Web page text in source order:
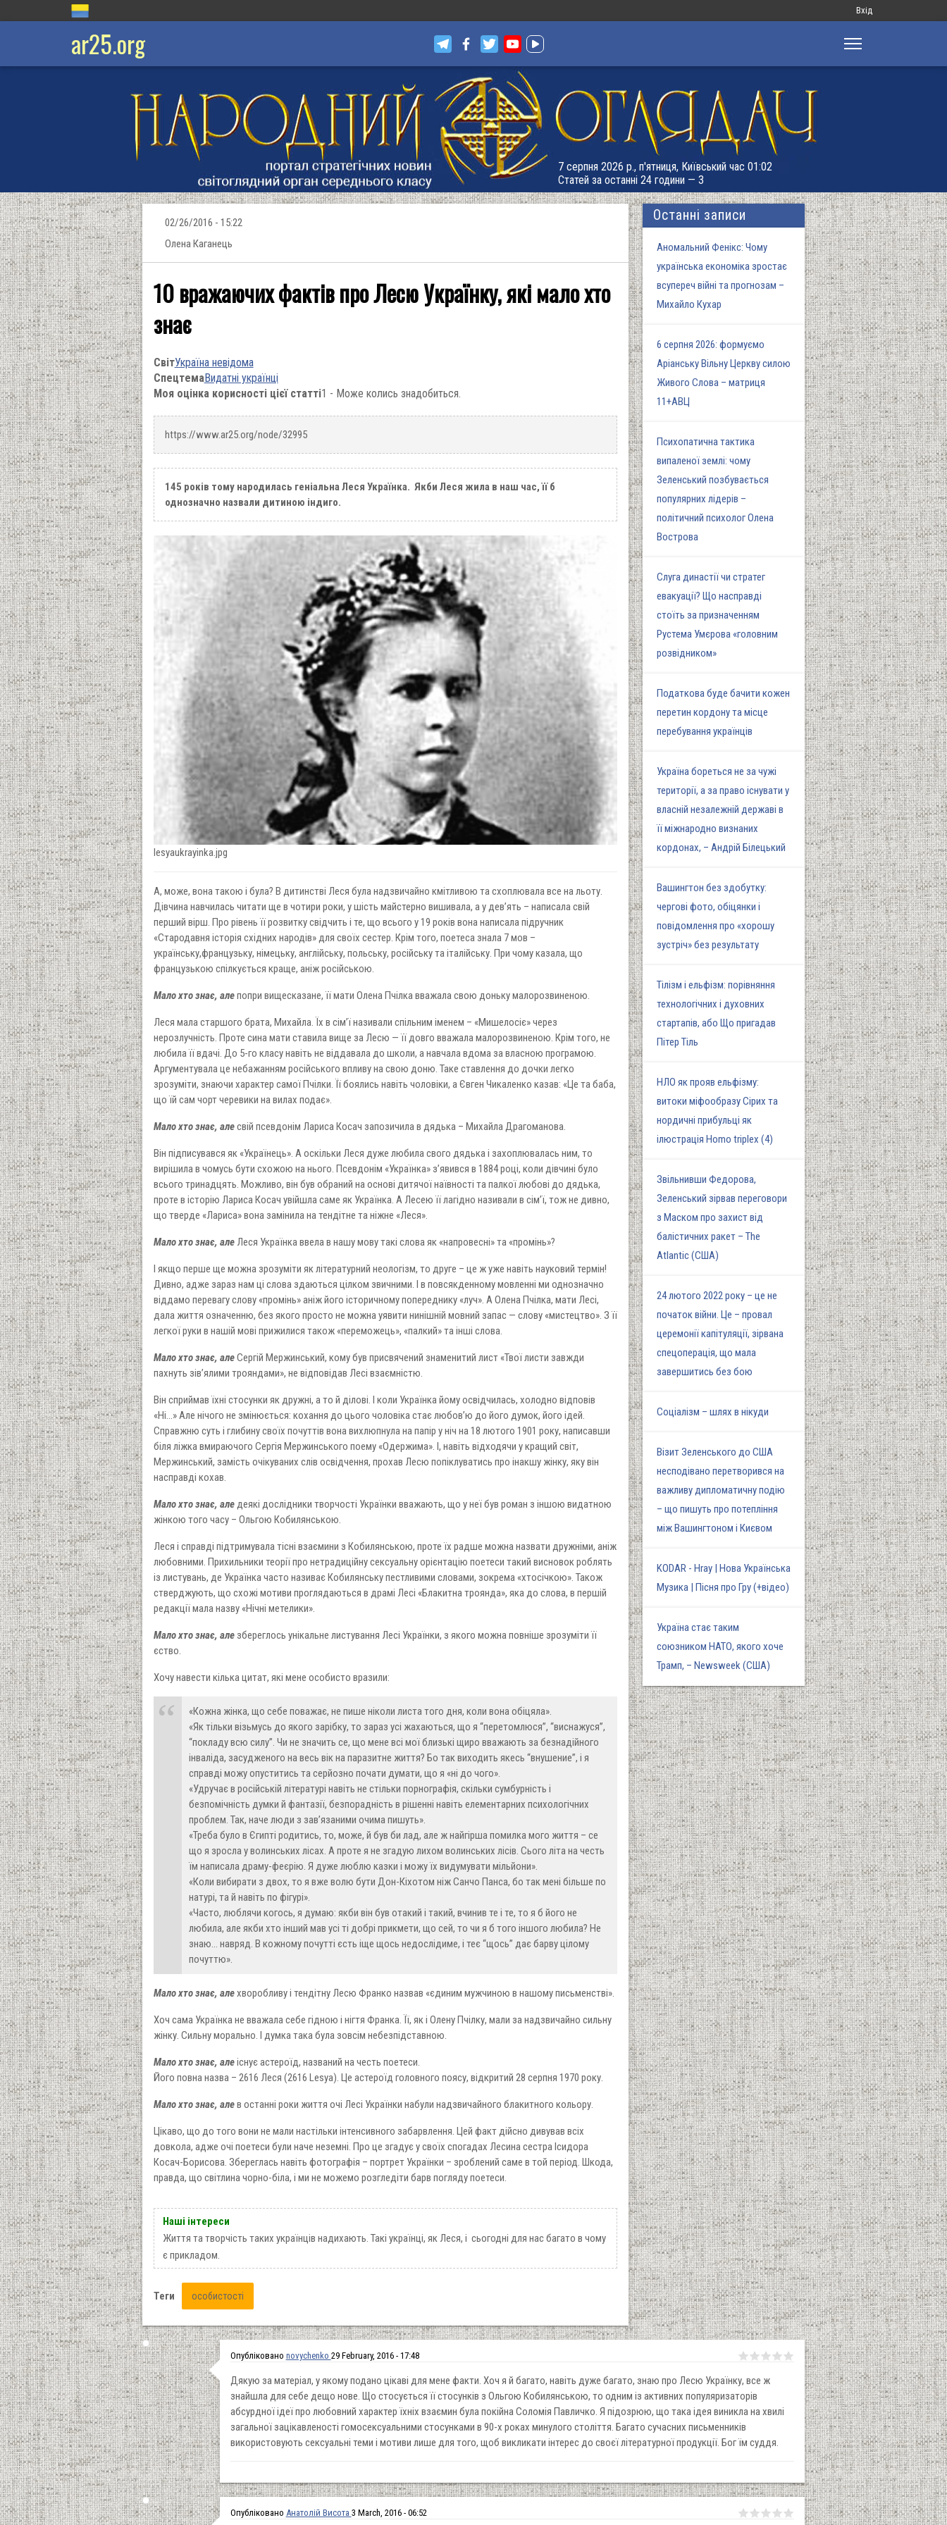
Меню
запису
Вхід
ar25.org
7 серпня 2026 р., п'ятниця, Київський час 01:02
Статей за останні 24 години — 3
02/26/2016 - 15:22
Олена Каганець
10 вражаючих фактів про Лесю Українку, які мало хто
знає
СвітУкраїна невідома
СпецтемаВидатні українці
Моя оцінка корисності цієї статті1 - Може колись знадобиться.
https://www.ar25.org/node/32995
145 років тому народилась геніальна Леся Українка. Якби Леся жила в наш час, її б
однозначно назвали дитиною індиго.
lesyaukrayinka.jpg
А, може, вона такою і була? В дитинстві Леся була надзвичайно кмітливою та схоплювала все на льоту.
Дівчина навчилась читати ще в чотири роки, у шість майстерно вишивала, а у дев’ять – написала свій
перший вірш. Про рівень її розвитку свідчить і те, що всього у 19 років вона написала підручник
«Стародавня історія східних народів» для своїх сестер. Крім того, поетеса знала 7 мов –
українську,французьку, німецьку, англійську, польську, російську та італійську. При чому казала, що
французькою спілкується краще, аніж російською.
Мало хто знає, алепопри вищесказане, її мати Олена Пчілка вважала свою доньку малорозвиненою.
Леся мала старшого брата, Михайла. Їх в сім’ї називали спільним іменем – «Мишелосіє» через
нерозлучність. Проте сина мати ставила вище за Лесю — її довго вважала малорозвиненою. Крім того, не
любила її вдачі. До 5-го класу навіть не віддавала до школи, а навчала вдома за власною програмою.
Аргументувала це небажанням російського впливу на свою доню. Таке ставлення до дочки легко
зрозуміти, знаючи характер самої Пчілки. Її боялись навіть чоловіки, а Євген Чикаленко казав: «Це та баба,
що їй сам чорт черевики на вилах подає».
Мало хто знає, алесвій псевдонім Лариса Косач запозичила в дядька – Михайла Драгоманова.
Він підписувався як «Українець». А оскільки Леся дуже любила свого дядька і захоплювалась ним, то
вирішила в чомусь бути схожою на нього. Псевдонім «Українка» з’явився в 1884 році, коли дівчині було
всього тринадцять. Можливо, він був обраний на основі дитячої наївності та палкої любові до дядька,
проте в історію Лариса Косач увійшла саме як Українка. А Лесею її лагідно називали в сім’ї, тож не дивно,
що тверде «Лариса» вона замінила на тендітне та ніжне «Леся».
Мало хто знає, алеЛеся Українка ввела в нашу мову такі слова як «напровесні» та «промінь»?
І якщо перше ще можна зрозуміти як літературний неологізм, то друге – це ж уже навіть науковий термін!
Дивно, адже зараз нам ці слова здаються цілком звичними. І в повсякденному мовленні ми однозначно
віддамо перевагу слову «промінь» аніж його історичному попереднику «луч». А Олена Пчілка, мати Лесі,
дала життя означенню, без якого просто не можна уявити нинішній мовний запас — слову «мистецтво». З її
легкої руки в нашій мові прижилися також «переможець», «палкий» та інші слова.
Мало хто знає, алеСергій Мержинський, кому був присвячений знаменитий лист «Твої листи завжди
пахнуть зів’ялими трояндами», не відповідав Лесі взаємністю.
Він сприймав їхні стосунки як дружні, а то й ділові. І коли Українка йому освідчилась, холодно відповів
«Ні…» Але нічого не змінюється: кохання до цього чоловіка стає любов’ю до його думок, його ідей.
Справжню суть і глибину своїх почуттів вона вихлюпнула на папір у ніч на 18 лютого 1901 року, написавши
біля ліжка вмираючого Сергія Мержинського поему «Одержима». І, навіть відходячи у кращий світ,
Мержинський, замість очікуваних слів освідчення, прохав Лесю попіклуватись про інакшу жінку, яку він
насправді кохав.
Мало хто знає, аледеякі дослідники творчості Українки вважають, що у неї був роман з іншою видатною
жінкою того часу – Ольгою Кобилянською.
Леся і справді підтримувала тісні взаємини з Кобилянською, проте їх радше можна назвати дружніми, аніж
любовними. Прихильники теорії про нетрадиційну сексуальну орієнтацію поетеси такий висновок роблять
із листувань, де Українка часто називає Кобилянську пестливими словами, зокрема «хтосічкою». Також
стверджують, що схожі мотиви проглядаються в драмі Лесі «Блакитна троянда», яка до слова, в першій
редакції мала назву «Нічні метелики».
Мало хто знає, але збереглось унікальне листування Лесі Українки, з якого можна повніше зрозуміти її
єство.
Хочу навести кілька цитат, які мене особисто вразили:
«Кожна жінка, що себе поважає, не пише ніколи листа того дня, коли вона обіцяла».
«Як тільки візьмусь до якого зарібку, то зараз усі жахаються, що я “перетомлюся”, “виснажуся”,
“покладу всю силу”. Чи не значить се, що мене всі мої близькі щиро вважають за безнадійного
інваліда, засудженого на весь вік на паразитне життя? Бо так виходить якесь “внушение”, і я
справді можу опуститись та серйозно почати думати, що я «ні до чого».
«Удручає в російській літературі навіть не стільки порнографія, скільки сумбурність і
безпомічність думки й фантазії, безпорадність в рішенні навіть елементарних психологічних
проблем. Так, наче люди з зав’язаними очима пишуть».
«Треба було в Єгипті родитись, то, може, й був би лад, але ж найгірша помилка мого життя – се
що я зросла у волинських лісах. А проте я не згадую лихом волинських лісів. Сього літа на честь
їм написала драму-феєрію. Я дуже люблю казки і можу їх видумувати мільйони».
«Коли вибирати з двох, то я вже волю бути Дон-Кіхотом ніж Санчо Панса, бо так мені більше по
натурі, та й навіть по фігурі».
«Часто, люблячи когось, я думаю: якби він був отакий і такий, вчинив те і те, то я б його не
любила, але якби хто інший мав усі ті добрі прикмети, що сей, то чи я б того іншого любила? Не
знаю… навряд. В кожному почутті єсть іще щось недослідиме, і теє “щось” дає барву цілому
почуттю».
Мало хто знає, алехворобливу і тендітну Лесю Франко назвав «єдиним мужчиною в нашому письменстві».
Хоч сама Українка не вважала себе гідною і нігтя Франка. Її, як і Олену Пчілку, мали за надзвичайно сильну
жінку. Сильну морально. І думка така була зовсім небезпідставною.
Мало хто знає, алеіснує астероїд, названий на честь поетеси.
Його повна назва – 2616 Леся (2616 Lesya). Це астероїд головного поясу, відкритий 28 серпня 1970 року.
Мало хто знає, алев останні роки життя очі Лесі Українки набули надзвичайного блакитного кольору.
Цікаво, що до того вони не мали настільки інтенсивного забарвлення. Цей факт дійсно дивував всіх
довкола, адже очі поетеси були наче неземні. Про це згадує у своїх спогадах Лесина сестра Ісидора
Косач-Борисова. Збереглась навіть фотографія – портрет Українки – зроблений саме в той період. Шкода,
правда, що світлина чорно-біла, і ми не можемо розгледіти барв погляду поетеси.
Наші інтереси
Життя та творчість таких українців надихають. Такі українці, як Леся, і сьогодні для нас багато в чому
є прикладом.
Теги особистості
Останні записи
Аномальний Фенікс: Чому
українська економіка зростає
всупереч війні та прогнозам –
Михайло Кухар
6 серпня 2026: формуємо
Аріанську Вільну Церкву силою
Живого Слова – матриця
11+АВЦ
Психопатична тактика
випаленої землі: чому
Зеленський позбувається
популярних лідерів –
політичний психолог Олена
Вострова
Слуга династії чи стратег
евакуації? Що насправді
стоїть за призначенням
Рустема Умєрова «головним
розвідником»
Податкова буде бачити кожен
перетин кордону та місце
перебування українців
Україна бореться не за чужі
території, а за право існувати у
власній незалежній державі в
її міжнародно визнаних
кордонах, – Андрій Білецький
Вашингтон без здобутку:
чергові фото, обіцянки і
повідомлення про «хорошу
зустріч» без результату
Тілізм і ельфізм: порівняння
технологічних і духовних
стартапів, або Що пригадав
Пітер Тіль
НЛО як прояв ельфізму:
витоки міфообразу Сірих та
нордичні прибульці як
ілюстрація Homo triplex (4)
Звільнивши Федорова,
Зеленський зірвав переговори
з Маском про захист від
балістичних ракет – The
Atlantic (США)
24 лютого 2022 року – це не
початок війни. Це – провал
церемонії капітуляції, зірвана
спецоперація, що мала
завершитись без бою
Соціалізм – шлях в нікуди
Візит Зеленського до США
несподівано перетворився на
важливу дипломатичну подію
– що пишуть про потепління
між Вашингтоном і Києвом
KODAR - Hray | Нова Українська
Музика | Пісня про Гру (+відео)
Україна стає таким
союзником НАТО, якого хоче
Трамп, – Newsweek (США)
Опубліковано novychenko 29 February, 2016 - 17:48
Дякую за матеріал, у якому подано цікаві для мене факти. Хоч я й багато, навіть дуже багато, знаю про Лесю Українку, все ж
знайшла для себе дещо нове. Що стосується її стосунків з Ольгою Кобилянською, то одним із активних популяризаторів
абсурдної ідеї про любовний характер їхніх взаємин була покійна Соломія Павличко. Я підозрюю, що така ідея виникла на хвилі
загальної зацікавленості гомосексуальними стосунками в 90-х роках минулого століття. Багато сучасних письменників
використовують сексуальні теми і мотиви лише для того, щоб викликати інтерес до своєї літературної продукції. Бог їм суддя.
Опубліковано Анатолій Висота 3 March, 2016 - 06:52